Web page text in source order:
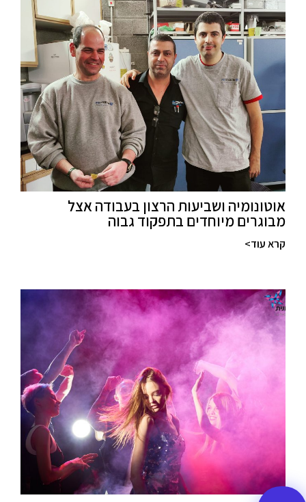
אוטונומיה ושביעות הרצון בעבודה אצל
מבוגרים מיוחדים בתפקוד גבוה
קרא עוד>